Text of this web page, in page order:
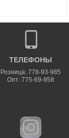
ТЕЛЕФОНЫ
Розница: 778-93-985
Опт: 775-69-958